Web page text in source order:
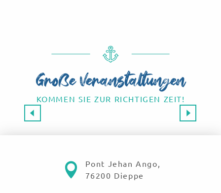
Große Veranstaltungen
KOMMEN SIE ZUR RICHTIGEN ZEIT!
Pont Jehan Ango,
76200 Dieppe